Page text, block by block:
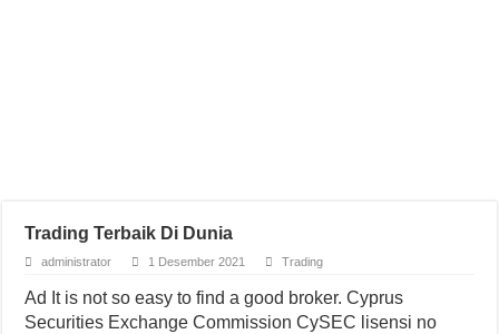
Trading Terbaik Di Dunia
administrator 1 Desember 2021 Trading
Ad It is not so easy to find a good broker. Cyprus
Securities Exchange Commission CySEC lisensi no